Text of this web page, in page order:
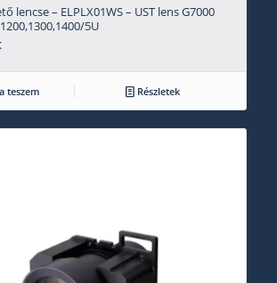
lencse – ELPLX01WS – UST lens G7000
5U
teszem Részletek